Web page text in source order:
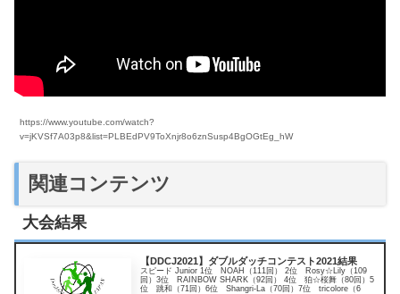
https://www.youtube.com/watch?
v=jKVSf7A03p8&list=PLBEdPV9ToXnjr8o6znSusp4BgOGtEg_hW
関連コンテンツ
大会結果
【DDCJ2021】ダブルダッチコンテスト2021結果
スピード Junior 1位 NOAH（111回） 2位 Rosy☆Lily（109
回）3位 RAINBOW SHARK（92回） 4位 狛☆桜舞（80回）5
位 跳和（71回）6位 Shangri-La（70回）7位 tricolore（6